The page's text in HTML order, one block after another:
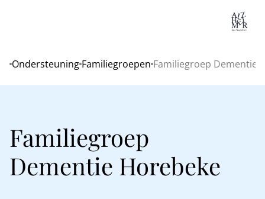
Home
Ondersteuning Familiegroepen Familiegroep Dementie
Familiegroep
Dementie Horebeke